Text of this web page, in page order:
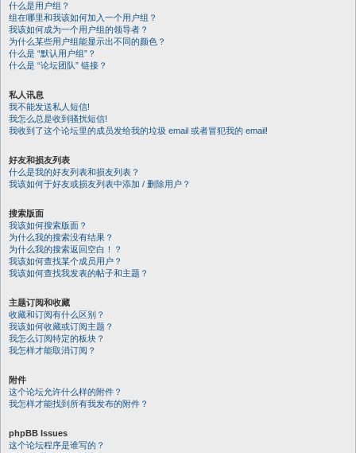
什么是用户组？
组在哪里和我该如何加入一个用户组？
我该如何成为一个用户组的领导者？
为什么某些用户组能显示出不同的颜色？
什么是 “默认用户组”？
什么是 “论坛团队” 链接？
私人讯息
我不能发送私人短信!
我怎么总是收到骚扰短信!
我收到了这个论坛里的成员发给我的垃圾 email 或者冒犯我的 email!
好友和损友列表
什么是我的好友列表和损友列表？
我该如何于好友或损友列表中添加 / 删除用户？
搜索版面
我该如何搜索版面？
为什么我的搜索没有结果？
为什么我的搜索返回空白！？
我该如何查找某个成员用户？
我该如何查找我发表的帖子和主题？
主题订阅和收藏
收藏和订阅有什么区别？
我该如何收藏或订阅主题？
我怎么订阅特定的板块？
我怎样才能取消订阅？
附件
这个论坛允许什么样的附件？
我怎样才能找到所有我发布的附件？
phpBB Issues
这个论坛程序是谁写的？